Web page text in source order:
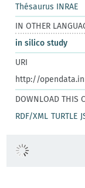
Thésaurus INRAE
IN OTHER
in silico study
URI
http://
DOWNLOAD THIS
RDF/XML TURTLE